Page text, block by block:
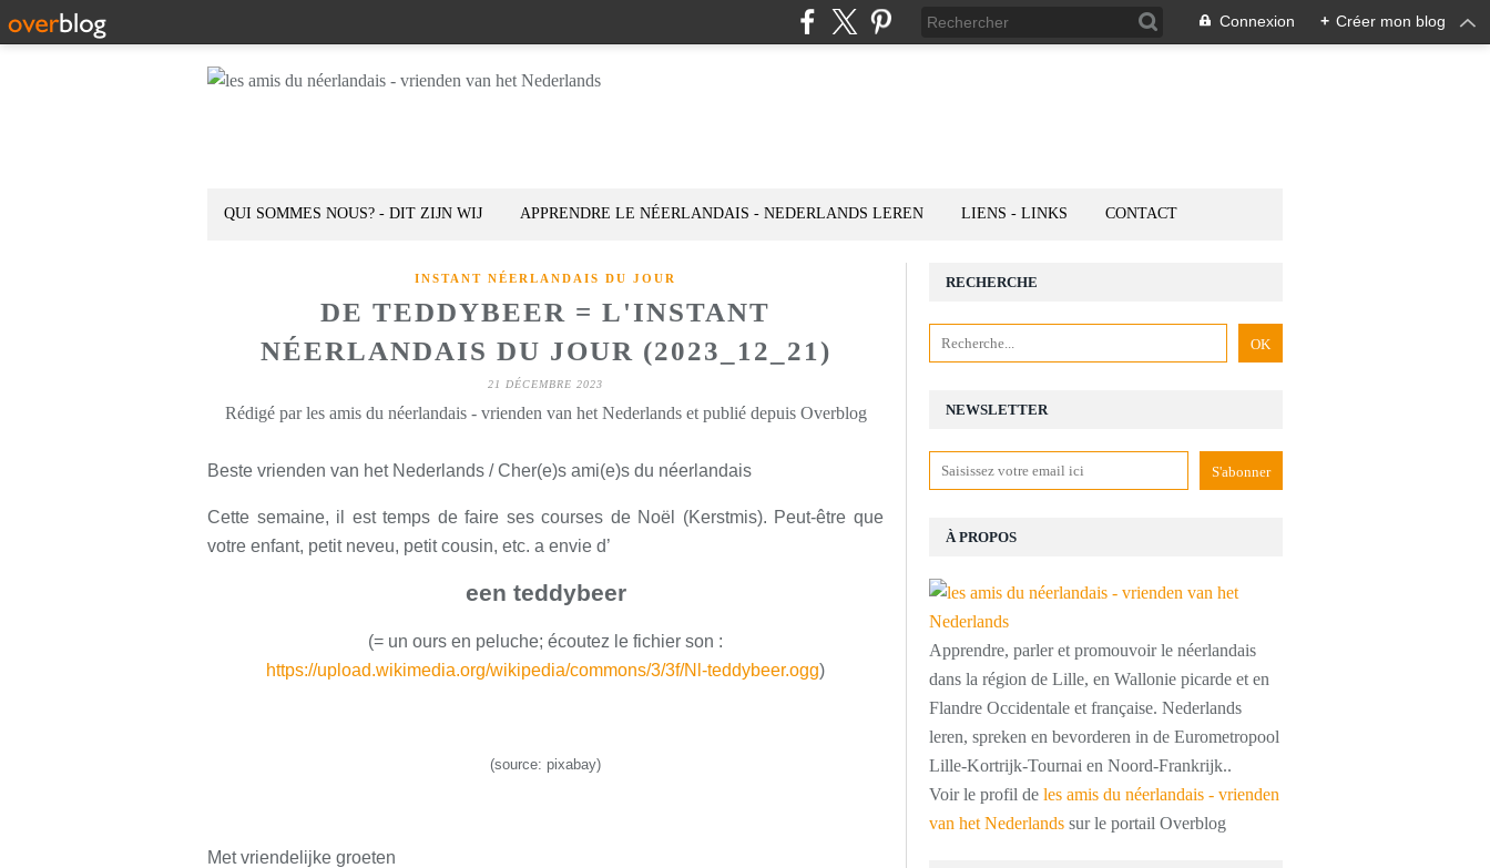
Connexion + Créer mon blog
QUI SOMMES NOUS? - DIT ZIJN WIJ APPRENDRE LE NÉERLANDAIS - NEDERLANDS LEREN LIENS - LINKS CONTACT
INSTANT NÉERLANDAIS DU JOUR
DE TEDDYBEER = L'INSTANT
NÉERLANDAIS DU JOUR (2023_12_21)
21 DÉCEMBRE 2023
Rédigé par les amis du néerlandais - vrienden van het Nederlands et publié depuis Overblog
Beste vrienden van het Nederlands / Cher(e)s ami(e)s du néerlandais
Cette semaine, il est temps de faire ses courses de Noël (Kerstmis). Peut-être que
votre enfant, petit neveu, petit cousin, etc. a envie d’
een teddybeer
(= un ours en peluche; écoutez le fichier son :
https://upload.wikimedia.org/wikipedia/commons/3/3f/Nl-teddybeer.ogg)
(source: pixabay)
Met vriendelijke groeten
NEWSLETTER
RECHERCHE
À PROPOS
Apprendre, parler et promouvoir le néerlandais
dans la région de Lille, en Wallonie picarde et en
Flandre Occidentale et française. Nederlands
leren, spreken en bevorderen in de Eurometropool
Lille-Kortrijk-Tournai en Noord-Frankrijk..
Voir le profil de les amis du néerlandais - vrienden
van het Nederlands sur le portail Overblog